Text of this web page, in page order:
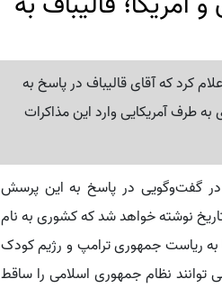
کرد که آقای قالیباف در پاسخ به
به طرف آمریکایی وارد این مذاکرات
گفت‌وگویی در پاسخ به این پرسش
نوشته خواهد شد که کشوری به نام
به ریاست جمهوری ترامپ و رژیم کودک
گرفت و علیرغم اینکه آنها تصور می کردند ۳ روزه می توانند نظام جمهوری اسلامی را ساقط